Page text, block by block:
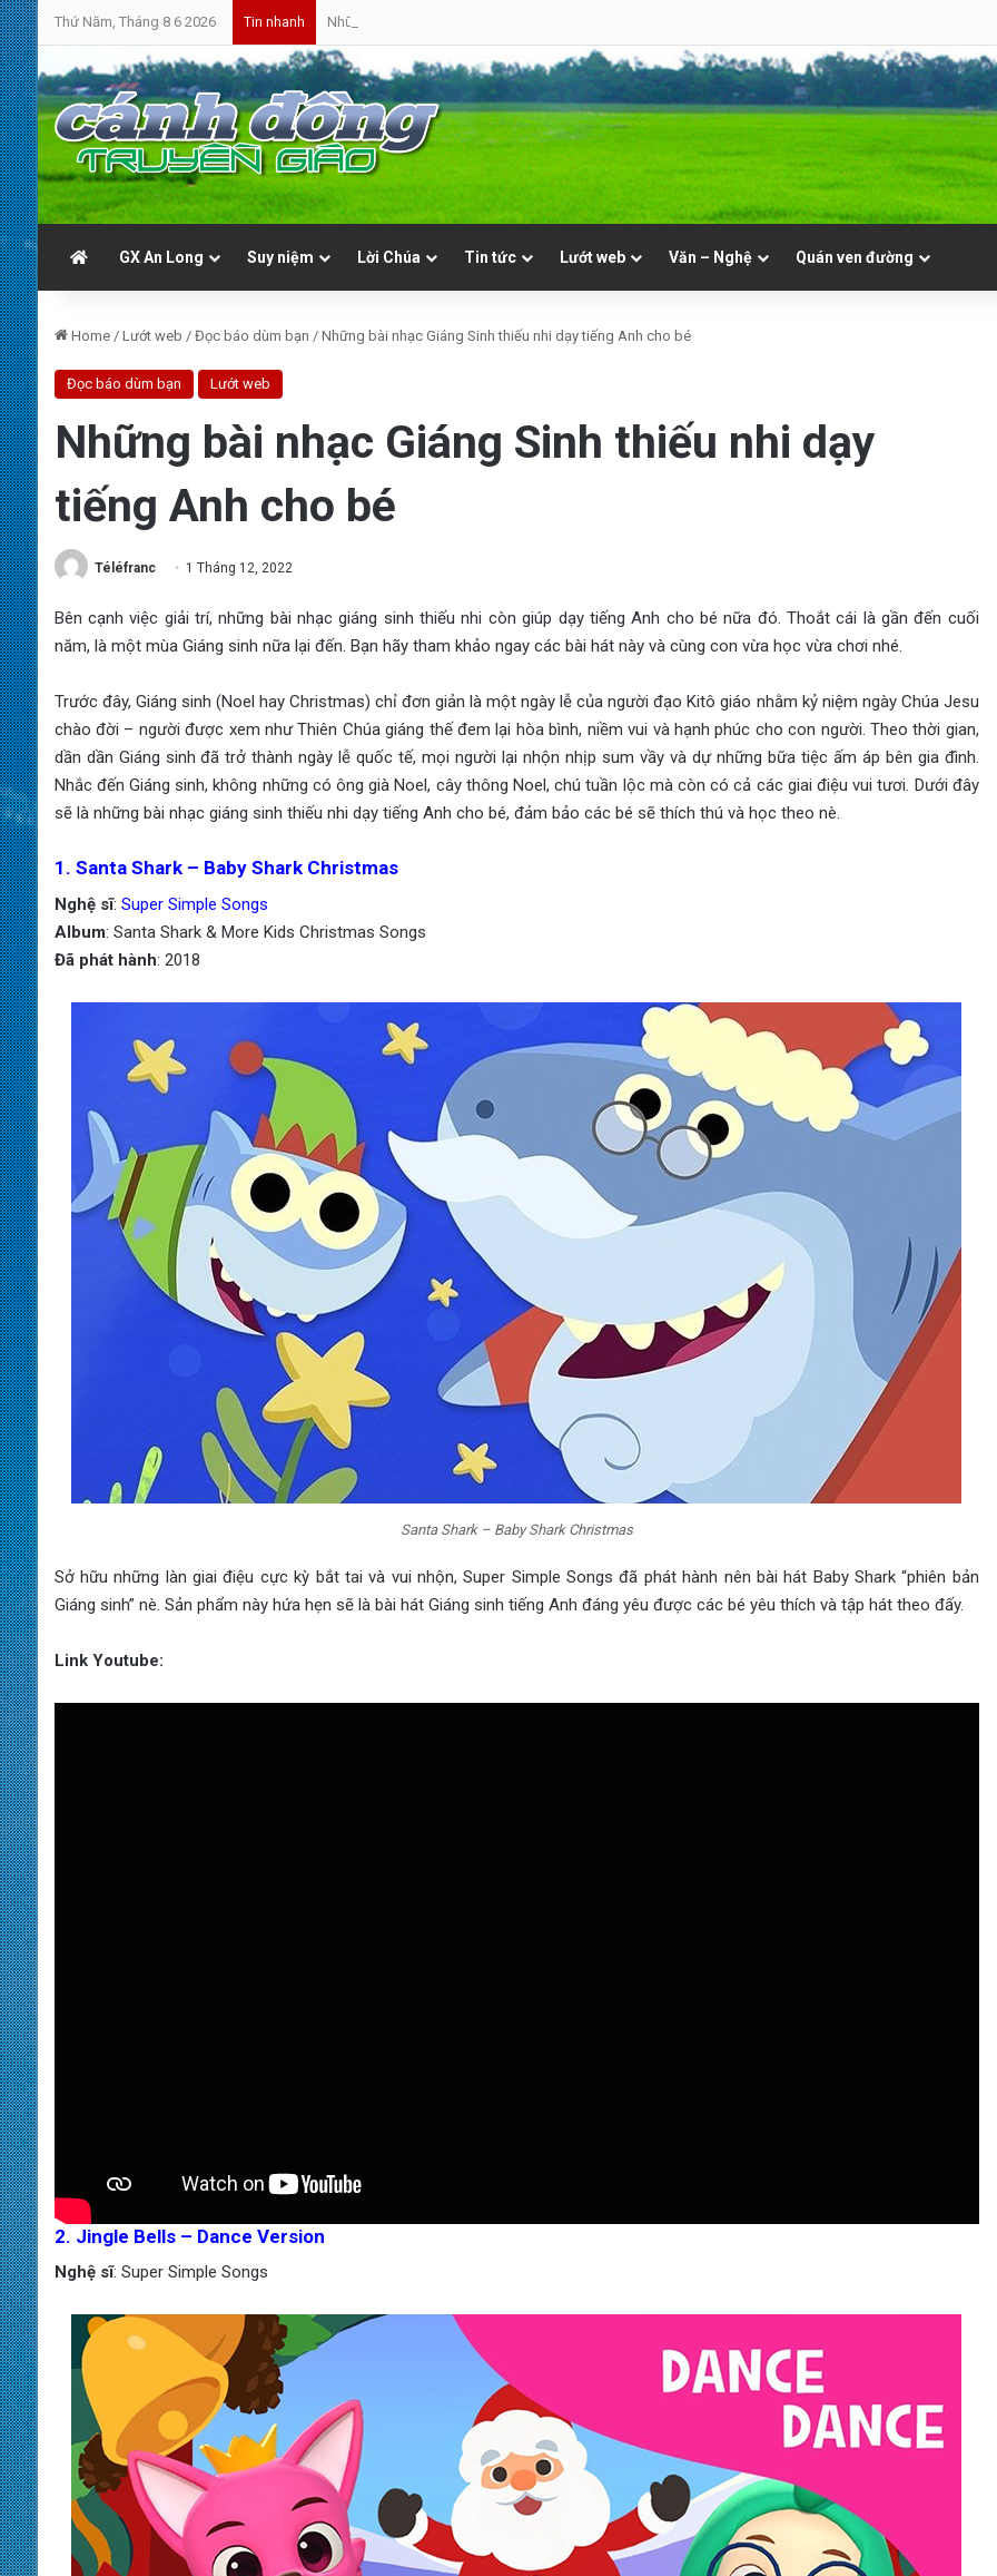
Thứ Năm, Tháng 8 6 2026 Tin nhanh Những Con Đường Đã Mất Đi | Truyện Phạm Quỳnh Anh | Video
GX An Long Suy niệm Lời Chúa Tin tức Lướt web Văn – Nghệ Quán ven đường
Home / Lướt web / Đọc báo dùm bạn / Những bài nhạc Giáng Sinh thiếu nhi dạy tiếng Anh cho bé
Đọc báo dùm bạn Lướt web
Những bài nhạc Giáng Sinh thiếu nhi dạy
tiếng Anh cho bé
Téléfranc 1 Tháng 12, 2022
Bên cạnh việc giải trí, những bài nhạc giáng sinh thiếu nhi còn giúp dạy tiếng Anh cho bé nữa đó. Thoắt cái là gần đến cuối
năm, là một mùa Giáng sinh nữa lại đến. Bạn hãy tham khảo ngay các bài hát này và cùng con vừa học vừa chơi nhé.
Trước đây, Giáng sinh (Noel hay Christmas) chỉ đơn giản là một ngày lễ của người đạo Kitô giáo nhằm kỷ niệm ngày Chúa Jesu
chào đời – người được xem như Thiên Chúa giáng thế đem lại hòa bình, niềm vui và hạnh phúc cho con người. Theo thời gian,
dần dần Giáng sinh đã trở thành ngày lễ quốc tế, mọi người lại nhộn nhịp sum vầy và dự những bữa tiệc ấm áp bên gia đình.
Nhắc đến Giáng sinh, không những có ông già Noel, cây thông Noel, chú tuần lộc mà còn có cả các giai điệu vui tươi. Dưới đây
sẽ là những bài nhạc giáng sinh thiếu nhi dạy tiếng Anh cho bé, đảm bảo các bé sẽ thích thú và học theo nè.
1. Santa Shark – Baby Shark Christmas
Nghệ sĩ: Super Simple Songs
Album: Santa Shark & More Kids Christmas Songs
Đã phát hành: 2018
Santa Shark – Baby Shark Christmas
Sở hữu những làn giai điệu cực kỳ bắt tai và vui nhộn, Super Simple Songs đã phát hành nên bài hát Baby Shark “phiên bản
Giáng sinh” nè. Sản phẩm này hứa hẹn sẽ là bài hát Giáng sinh tiếng Anh đáng yêu được các bé yêu thích và tập hát theo đấy.
Link Youtube:
2. Jingle Bells – Dance Version
Nghệ sĩ: Super Simple Songs